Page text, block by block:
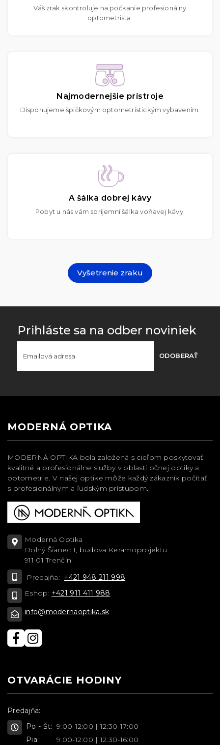
Váš zrak skontroluje na počkanie profesionálny
optometrista.
Najmodernejšie prístroje
Disponujeme špičkovým optometristickým vybavením.
A šálka dobrej kávy
Pobyt u nás vám spríjemní šálka voňavej kávy.
Vyšetrenie zraku
Prihláste sa na odber noviniek
ODOBERAŤ
MODERNÁ OPTIKA
MODERNÁ OPTIKA bola založená s cieľom poskytovať
kvalitné a profesionálne služby v oblasti očnej optiky a
optometrie. V našej optike môže každý zákazník počítať
s profesionálnym a ľudským prístupom.
Moderná Optika
Dolný Šianec 1, budova Keramoprojektu
911 01 Trenčín
Predajňa: +421 948 211 998
Eshop: +421 911 411 988
info@modernaoptika.sk
OTVARÁCIE HODINY
Predajňa:
Po - Št: 9:00-12:00 | 12:30-17:00
Pia:
9:00-12:00 | 12:30-16:00